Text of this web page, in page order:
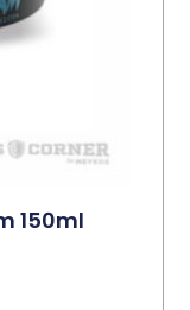
150ml